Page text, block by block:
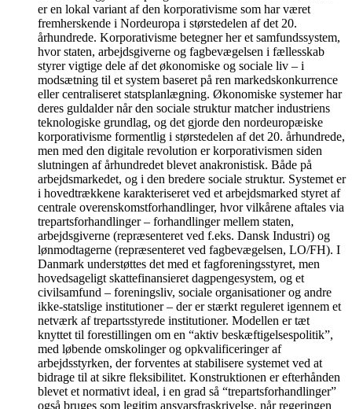
er en lokal variant af den korporativisme som har været
fremherskende i Nordeuropa i størstedelen af det 20.
århundrede. Korporativisme betegner her et samfundssystem,
hvor staten, arbejdsgiverne og fagbevægelsen i fællesskab
styrer vigtige dele af det økonomiske og sociale liv – i
modsætning til et system baseret på ren markedskonkurrence
eller centraliseret statsplanlægning. Økonomiske systemer har
deres guldalder når den sociale struktur matcher industriens
teknologiske grundlag, og det gjorde den nordeuropæiske
korporativisme formentlig i størstedelen af det 20. århundrede,
men med den digitale revolution er korporativismen siden
slutningen af århundredet blevet anakronistisk. Både på
arbejdsmarkedet, og i den bredere sociale struktur. Systemet er
i hovedtrækkene karakteriseret ved et arbejdsmarked styret af
centrale overenskomstforhandlinger, hvor vilkårene aftales via
trepartsforhandlinger – forhandlinger mellem staten,
arbejdsgiverne (repræsenteret ved f.eks. Dansk Industri) og
lønmodtagerne (repræsenteret ved fagbevægelsen, LO/FH). I
Danmark understøttes det med et fagforeningsstyret, men
hovedsageligt skattefinansieret dagpengesystem, og et
civilsamfund – foreningsliv, sociale organisationer og andre
ikke-statslige institutioner – der er stærkt reguleret igennem et
netværk af trepartsstyrede institutioner. Modellen er tæt
knyttet til forestillingen om en “aktiv beskæftigelsespolitik”,
med løbende omskolinger og opkvalificeringer af
arbejdsstyrken, der forventes at stabilisere systemet ved at
bidrage til at sikre fleksibilitet. Konstruktionen er efterhånden
blevet et normativt ideal, i en grad så “trepartsforhandlinger”
også bruges som legitim ansvarsfraskrivelse, når regeringen